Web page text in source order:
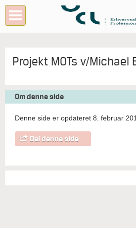
Projekt MOTs v/Michael
Om denne side
Denne side er opdateret 8. februar
Del denne side